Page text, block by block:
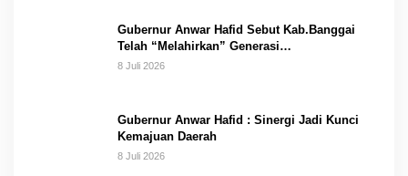
Gubernur Anwar Hafid Sebut Kab.Banggai
Telah “Melahirkan” Generasi…
8 Juli 2026
Gubernur Anwar Hafid : Sinergi Jadi Kunci
Kemajuan Daerah
8 Juli 2026